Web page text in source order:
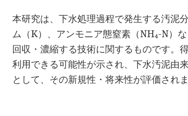
本研究は、下水処理過程で発生する汚泥
ム（K）、アンモニア態窒素（NH₄-N）
回収・濃縮する技術に関するものです。
利用できる可能性が示され、下水汚泥由
として、その新規性・将来性が評価されま